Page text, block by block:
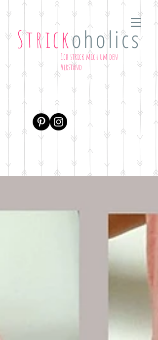
Strickoholics
Ich strick mich um den
Verstand